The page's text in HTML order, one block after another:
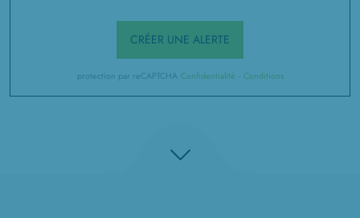
CRÉER UNE ALERTE
protection par reCAPTCHA Confidentialité - Conditions